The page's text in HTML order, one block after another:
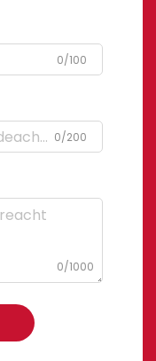
0/100
0/200
0/1000